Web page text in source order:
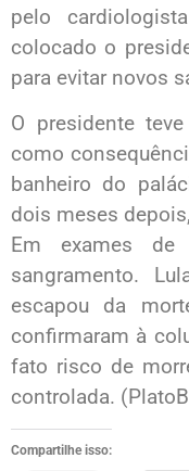
pelo
colocado o
para evitar novos
O presidente
como
banheiro do
dois meses
Em exames
sangramento.
escapou da
confirmaram à
fato risco de
controlada.
Compartilhe isso: